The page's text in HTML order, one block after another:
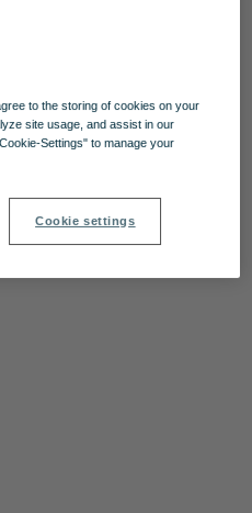
to the storing of cookies on your
site usage, and assist in our
Settings" to manage your
Cookie settings